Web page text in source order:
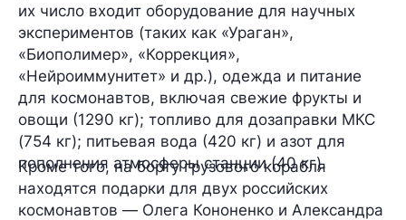
их число входит оборудование для научных
экспериментов (таких как «Ураган»,
«Биополимер», «Коррекция»,
«Нейроиммунитет» и др.), одежда и питание
для космонавтов, включая свежие фрукты и
овощи (1290 кг); топливо для дозаправки МКС
(754 кг); питьевая вода (420 кг) и азот для
пополнения атмосферы станции (40 кг).
Кроме того, на борту грузового корабля
находятся подарки для двух российских
космонавтов — Олега Кононенко и Александра